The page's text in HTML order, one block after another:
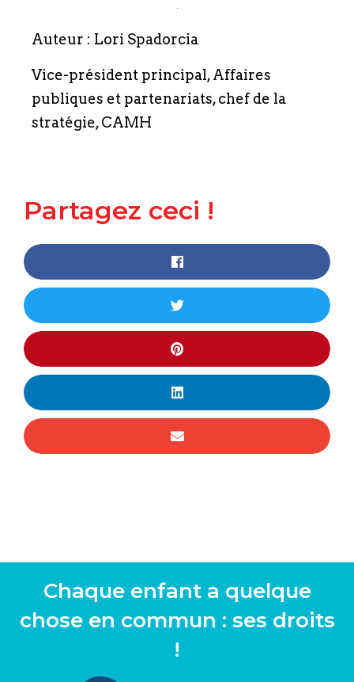
Auteur : Lori Spadorcia
Vice-président principal, Affaires
publiques et partenariats, chef de la
stratégie, CAMH
Partagez ceci !
Chaque enfant a quelque
chose en commun : ses droits
!